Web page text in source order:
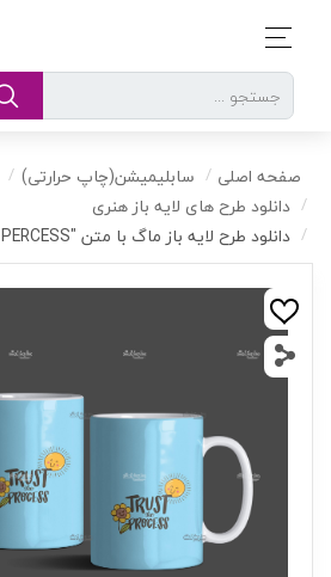
صفحه اصلی سابلیمیشن(چاپ حرارتی)
دانلود طرح های لایه باز هنری
دانلود طرح لایه باز ماگ با متن "TRUST the PERCESS"